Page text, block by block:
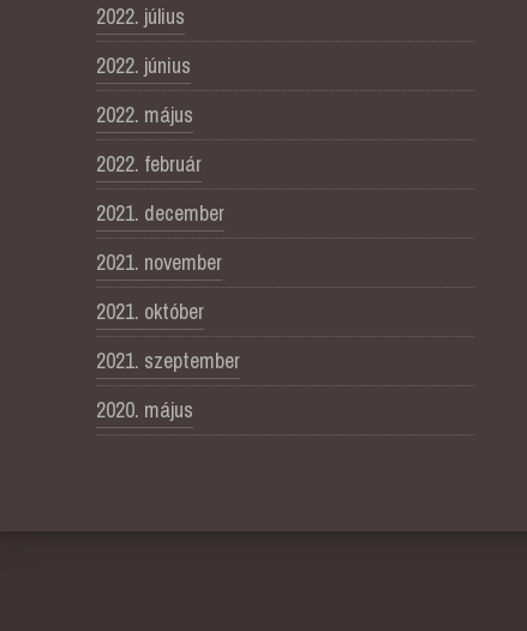
2022. július
2022. június
2022. május
2022. február
2021. december
2021. november
2021. október
2021. szeptember
2020. május